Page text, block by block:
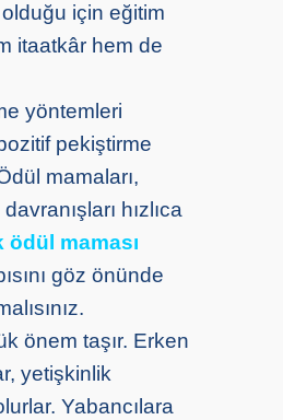
için eğitim
itaatkâr hem de
yöntemleri
pekiştirme
mamaları,
hızlıca
ödül maması
göz önünde
önem taşır. Erken
yetişkinlik
Yabancılara